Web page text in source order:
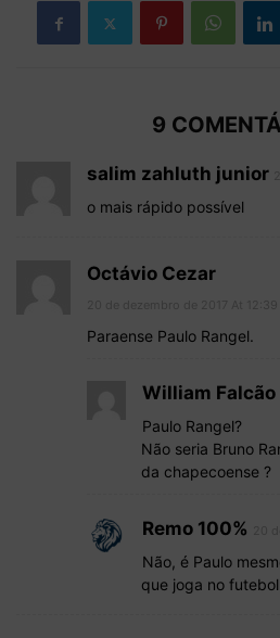
9
salim zahluth junior
o mais rápido possível
Octávio Cezar
Paraense Paulo Rangel.
William Falcão
Paulo Rangel?
Não seria Bruno
da chapecoense ?
Remo 100%
Não, é Paulo
que joga no